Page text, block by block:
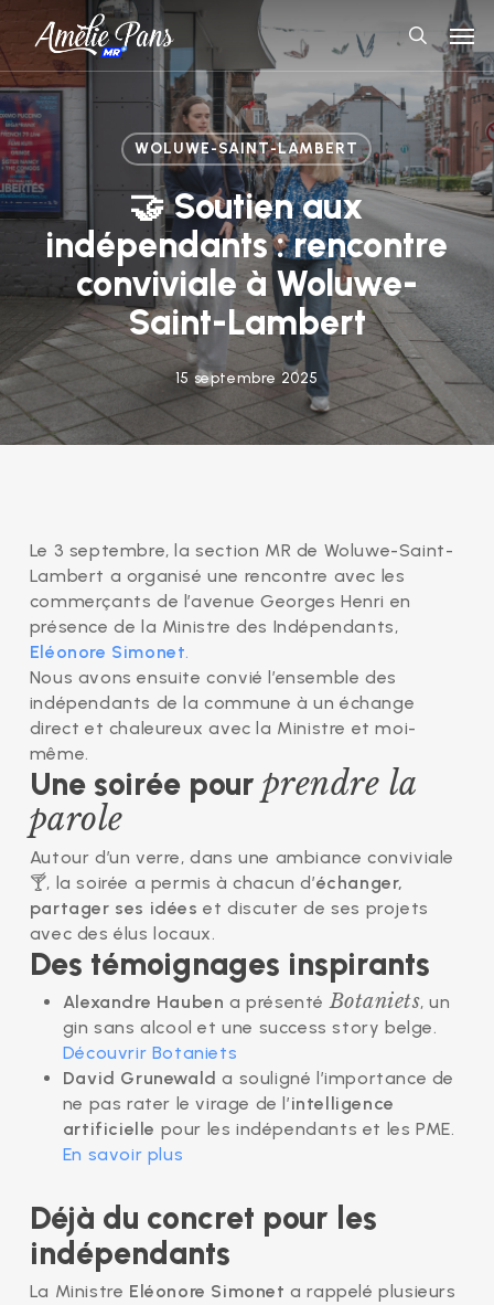
main
content
search
WOLUWE-SAINT-LAMBERT
🤝 Soutien aux
indépendants : rencontre
conviviale à Woluwe-
Saint-Lambert
15 septembre 2025
Le 3 septembre, la section MR de Woluwe-Saint-
Lambert a organisé une rencontre avec les
commerçants de l’avenue Georges Henri en
présence de la Ministre des Indépendants,
Eléonore Simonet.
Nous avons ensuite convié l’ensemble des
indépendants de la commune à un échange
direct et chaleureux avec la Ministre et moi-
même.
Une soirée pour prendre la
parole
Autour d’un verre, dans une ambiance conviviale
🍸, la soirée a permis à chacun d’échanger,
partager ses idées et discuter de ses projets
avec des élus locaux.
Des témoignages inspirants
Alexandre Hauben a présentéBotaniets, un
gin sans alcool et une success story belge.
Découvrir Botaniets
David Grunewald a souligné l’importance de
ne pas rater le virage de l’intelligence
artificielle pour les indépendants et les PME.
En savoir plus
Déjà du concret pour les
indépendants
La Ministre Eléonore Simonet a rappelé plusieurs